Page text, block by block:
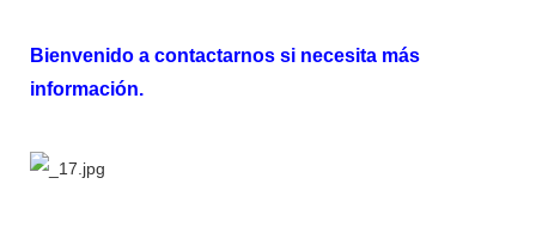
Bienvenido a contactarnos si necesita más
información.